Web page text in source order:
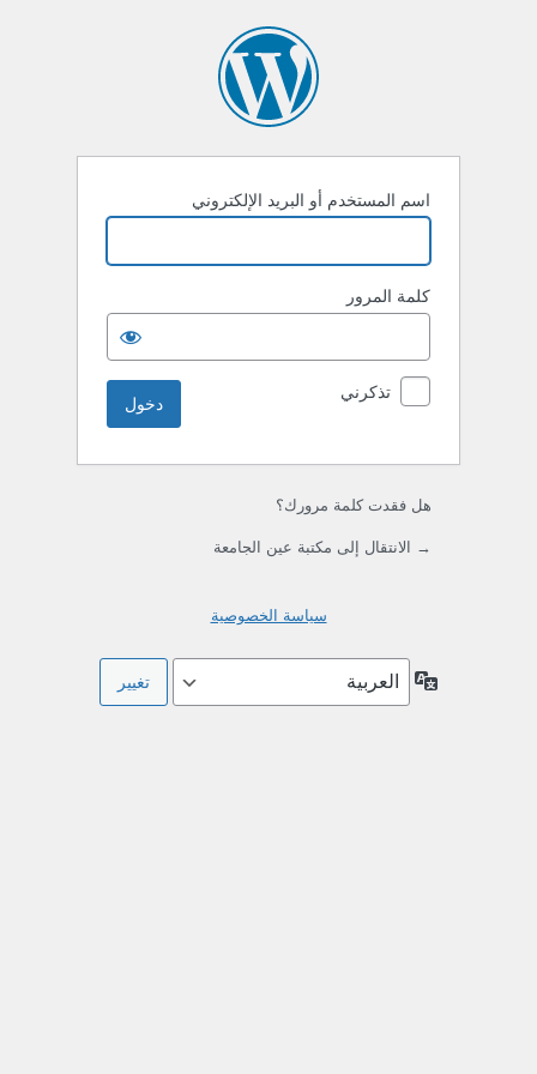
اسم المستخدم أو البريد الإلكتروني
كلمة المرور
تذكرني
هل فقدت كلمة مرورك؟
→ الانتقال إلى مكتبة عين الجامعة
سياسة الخصوصية
اللغة